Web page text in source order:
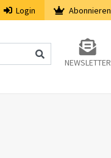
Login Abonnieren
NEWSLETTER